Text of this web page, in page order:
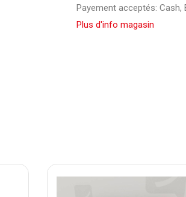
Payement acceptés:
Plus d'info magasin